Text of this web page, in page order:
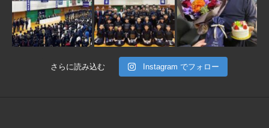
さらに読み込む Instagram でフォロー